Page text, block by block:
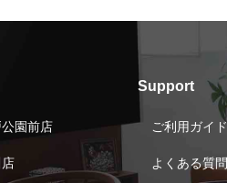
園前店
Support
ご利用ガイド
よくある質問